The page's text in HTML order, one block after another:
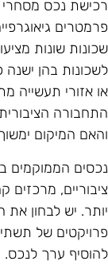
נכס מסחרי
שונות
בהן ישנה
אזורי תעשייה
המיקום ימשוך
הממוקמים
מרכזים
יש לבחון
של
ערך לנכס.